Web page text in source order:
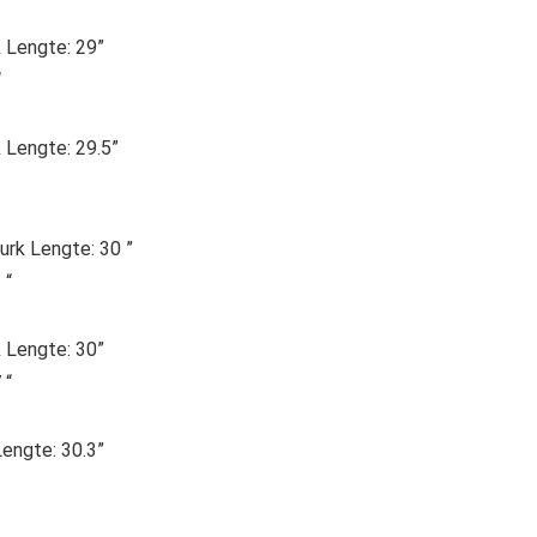
Lengte: 29”
Lengte: 29.5”
Lengte: 30 ”
Lengte: 30”
30.3”